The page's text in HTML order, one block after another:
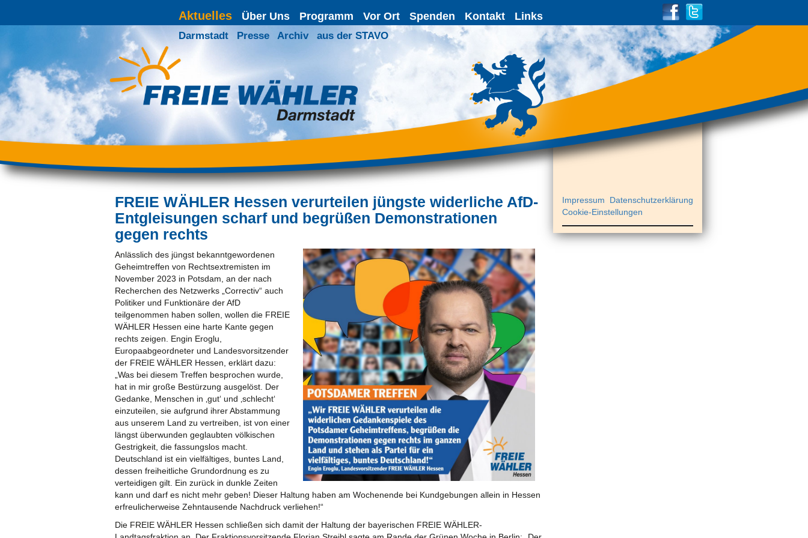
Aktuelles Über Uns Programm Vor Ort Spenden Kontakt Links
Darmstadt Presse Archiv aus der STAVO
FREIE WÄHLER Hessen verurteilen jüngste widerliche AfD-
Entgleisungen scharf und begrüßen Demonstrationen
gegen rechts
Anlässlich des jüngst bekanntgewordenen
Geheimtreffen von Rechtsextremisten im
November 2023 in Potsdam, an der nach
Recherchen des Netzwerks „Correctiv“ auch
Politiker und Funktionäre der AfD
teilgenommen haben sollen, wollen die FREIE
WÄHLER Hessen eine harte Kante gegen
rechts zeigen. Engin Eroglu,
Europaabgeordneter und Landesvorsitzender
der FREIE WÄHLER Hessen, erklärt dazu:
„Was bei diesem Treffen besprochen wurde,
hat in mir große Bestürzung ausgelöst. Der
Gedanke, Menschen in ‚gut‘ und ‚schlecht‘
einzuteilen, sie aufgrund ihrer Abstammung
aus unserem Land zu vertreiben, ist von einer
längst überwunden geglaubten völkischen
Gestrigkeit, die fassungslos macht.
Deutschland ist ein vielfältiges, buntes Land,
dessen freiheitliche Grundordnung es zu
verteidigen gilt. Ein zurück in dunkle Zeiten
kann und darf es nicht mehr geben! Dieser Haltung haben am Wochenende bei Kundgebungen allein in Hessen
erfreulicherweise Zehntausende Nachdruck verliehen!“
Die FREIE WÄHLER Hessen schließen sich damit der Haltung der bayerischen FREIE WÄHLER-
Impressum
Datenschutzerklärung
Cookie-Einstellungen